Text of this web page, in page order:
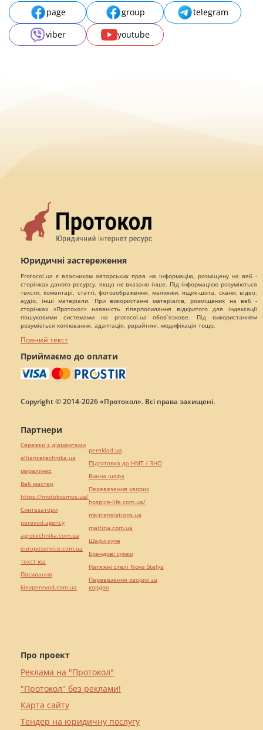
page group
telegram
viber
youtube
Юридичні застереження
Protocol.ua є власником авторських прав на інформацію, розміщену на веб -
сторінках даного ресурсу, якщо не вказано інше. Під інформацією розуміються
тексти, коментарі, статті, фотозображення, малюнки, ящик-шота, скани, відео,
аудіо, інші матеріали. При використанні матеріалів, розміщених на веб -
сторінках «Протокол» наявність гіперпосилання відкритого для індексації
пошуковими системами на protocol.ua обов`язкове. Під використанням
розуміється копіювання, адаптація, рерайтинг, модифікація тощо.
Повний текст
Приймаємо до оплати
Copyright © 2014-2026 «Протокол». Всі права захищені.
Про проект
Реклама на "Протокол"
"Протокол" без реклами!
Карта сайту
Тендер на юридичну послугу
Партнери
Сережки з діамантами
alliancetechnika.ua
миралинкс
Веб мастер
https://motokosmos.ua/
Синтезатори
perevod.agency
agrotechnika.com.ua
europeservice.com.ua
текст юа
Посилання
kievperevod.com.ua
pereklad.ua
Підготовка до НМТ / ЗНО
Винна шафа
Перевезення хворих
hospice-life.com.ua/
mk-translations.ua
maltina.com.ua
Шафи купе
Брендові сумки
Натяжні стелі Nova Stelya
Перевезення хворих за
кордон